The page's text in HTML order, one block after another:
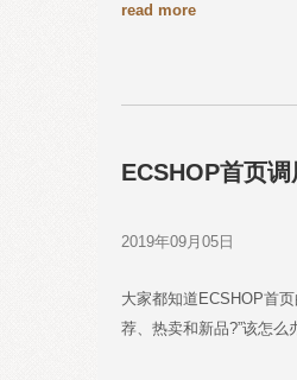
read more
ECSHOP首页
2019年09月05日
大家都知道ECSHOP首
荐、热卖和新品?”该怎么